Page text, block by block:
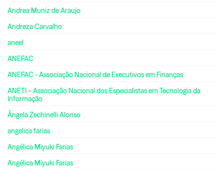
Andrea Muniz de Araujo
Andreza Carvalho
aneel
ANEFAC
ANEFAC - Associação Nacional de Executivos em Finanças
ANETI – Associação Nacional dos Especialistas em Tecnologia da
Informação
Ângela Zechinelli Alonso
angelica farias
Angélica Miyuki Farias
Angélica Miyuki Farias